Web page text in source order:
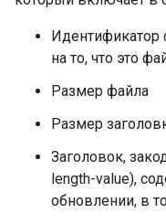
Идентификатор
на то, что это
Размер файла
Размер
Заголовок,
length-value),
обновлении, в